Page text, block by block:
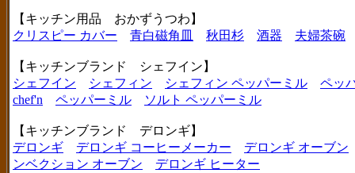
【キッチン用品 おかずうつわ】
クリスピー カバー
青白磁角皿 秋田杉 酒器 夫婦茶碗
【キッチンブランド シェフイン】
シェフイン
シェフィン シェフィン ペッパーミル
ペッ
chef'n
ペッパーミル ソルト ペッパーミル
【キッチンブランド デロンギ】
デロンギ
デロンギ コーヒーメーカー
デロンギ オーブン
ンベクション オーブン
デロンギ ヒーター